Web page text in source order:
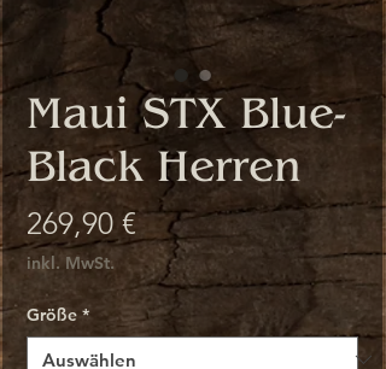
Maui STX Blue-
Black Herren
269,90 €Preis
inkl. MwSt.
Größe *